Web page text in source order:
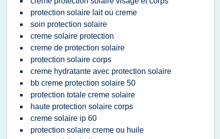
protection solaire lait ou creme
soin protection solaire
creme solaire protection
creme de protection solaire
protection solaire corps
creme hydratante avec protection solaire
bb creme protection solaire 50
protection totale creme solaire
haute protection solaire corps
creme solaire ip 60
protection solaire creme ou huile